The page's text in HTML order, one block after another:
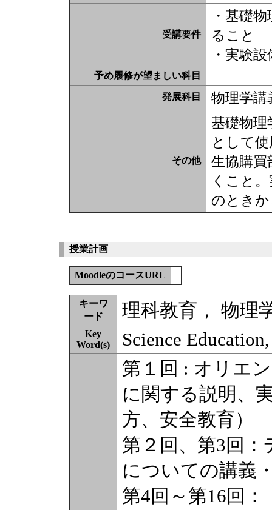
受講要件
・基礎
ること
・実験
予め履修が望ましい科目
発展科目 物理学講
その他
基礎物
として
生協購買
くこと
のとき
授業計画
MoodleのコースURL
キーワ
ード
理科教育， 物理
Key
Word(s)
Science
第１回 : オリエ
に関する説明、
方、安全教育）
第２回、第3回
についての講義
第4回～第16回：